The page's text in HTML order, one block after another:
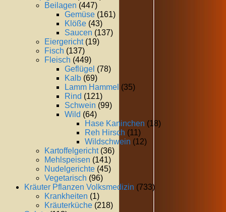
Beilagen (447)
Gemüse (161)
Klöße (43)
Saucen (137)
Eiergericht(19)
Fisch (137)
Fleisch (449)
Geflügel (78)
Kalb (69)
Lamm Hammel (35)
Rind (121)
Schwein (99)
Wild (64)
Hase Kaninchen (18)
Reh Hirsch (11)
Wildschwein (12)
Kartoffelgericht(36)
Mehlspeisen (141)
Nudelgerichte (45)
Vegetarisch (96)
Kräuter Pflanzen Volksmedizin (733)
Krankheiten (1)
Kräuterküche (218)